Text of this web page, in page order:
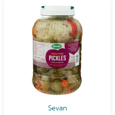
Sevan